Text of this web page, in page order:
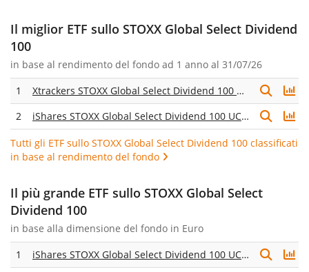
Il miglior ETF sullo STOXX Global Select Dividend
100
in base al rendimento del fondo ad 1 anno al 31/07/26
1 Xtrackers STOXX Global Select Dividend 100 Swap UCITS ETF 1D
2
iShares STOXX Global Select Dividend 100 UCITS ETF (DE)
Tutti gli ETF sullo STOXX Global Select Dividend 100 classificati
in base al rendimento del fondo
Il più grande ETF sullo STOXX Global Select
Dividend 100
in base alla dimensione del fondo in Euro
1 iShares STOXX Global Select Dividend 100 UCITS ETF (DE)